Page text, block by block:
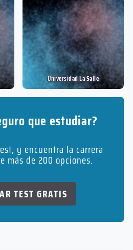
Universidad La Salle
que estudiar?
y encuentra la carrera
más de 200 opciones.
TEST GRATIS